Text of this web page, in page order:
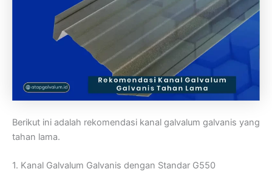
Berikut ini adalah rekomendasi kanal galvalum galvanis yang
tahan lama.
1. Kanal Galvalum Galvanis dengan Standar G550